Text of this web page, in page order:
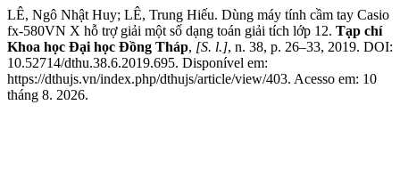
LÊ, Ngô Nhật Huy; LÊ, Trung Hiếu. Dùng máy tính cầm tay Casio
fx-580VN X hỗ trợ giải một số dạng toán giải tích lớp 12. Tạp chí
Khoa học Đại học Đồng Tháp, [S. l.], n. 38, p. 26–33, 2019. DOI:
10.52714/dthu.38.6.2019.695. Disponível em:
https://dthujs.vn/index.php/dthujs/article/view/403. Acesso em: 10
tháng 8. 2026.